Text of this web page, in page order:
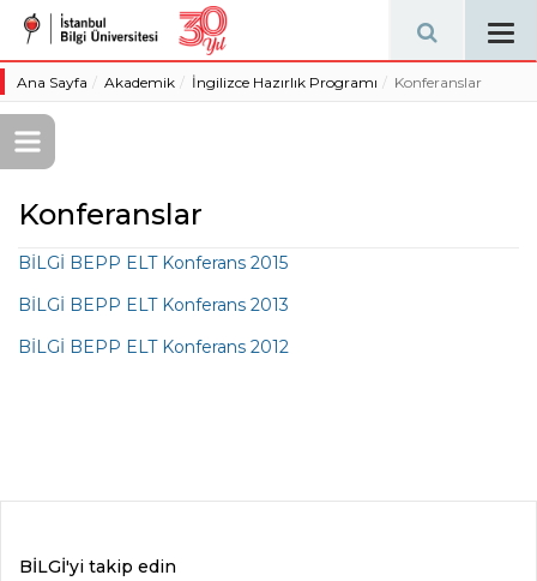
Ana Sayfa Akademik İngilizce Hazırlık Programı Konferanslar
Konferanslar
BİLGİ BEPP ELT Konferans 2015
BİLGİ BEPP ELT Konferans 2013
BİLGİ BEPP ELT Konferans 2012
BİLGİ'yi takip edin